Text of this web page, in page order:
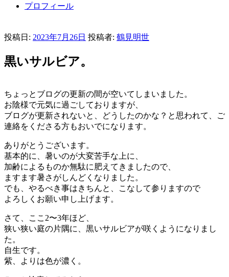
プロフィール
投稿日: 2023年7月26日 投稿者: 鶴見明世
黒いサルビア。
ちょっとブログの更新の間が空いてしまいました。
お陰様で元気に過ごしておりますが、
ブログが更新されないと、どうしたのかな？と思われて、ご
連絡をくださる方もおいでになります。
ありがとうございます。
基本的に、暑いのが大変苦手な上に、
加齢によるものか無駄に肥えてきましたので、
ますます暑さがしんどくなりました。
でも、やるべき事はきちんと、こなして参りますので
よろしくお願い申し上げます。
さて、ここ2〜3年ほど、
狭い狭い庭の片隅に、黒いサルビアが咲くようになりまし
た。
自生です。
紫、よりは色が濃く。